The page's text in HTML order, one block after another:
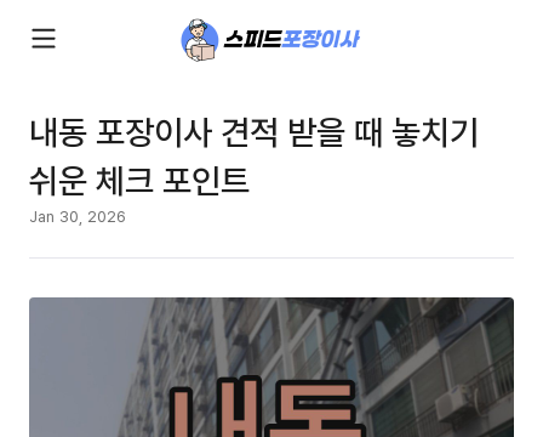
내동 포장이사 견적 받을 때 놓치기
쉬운 체크 포인트
Jan 30, 2026